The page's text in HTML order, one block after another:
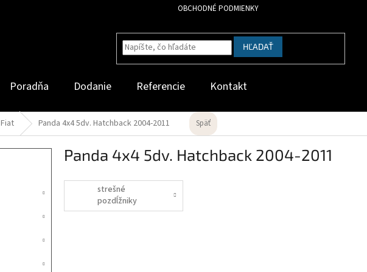
OBCHODNÉ PODMIENKY
HĽADAŤ
Poradňa Dodanie Referencie Kontakt
Fiat Panda 4x4 5dv. Hatchback 2004-2011 Späť
Panda 4x4 5dv. Hatchback 2004-2011
strešné
pozdĺžniky